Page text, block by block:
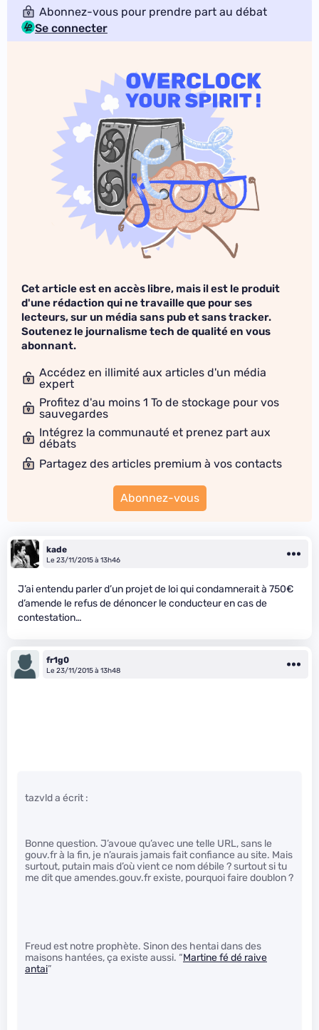
Abonnez-vous pour prendre part au débat
Se connecter
Cet article est en accès libre, mais il est le produit
d'une rédaction qui ne travaille que pour ses
lecteurs, sur un média sans pub et sans tracker.
Soutenez le journalisme tech de qualité en vous
abonnant.
Accédez en illimité aux articles d'un média
expert
Profitez d'au moins 1 To de stockage pour vos
sauvegardes
Intégrez la communauté et prenez part aux
débats
Partagez des articles premium à vos contacts
Abonnez-vous
kade
Le 23/11/2015 à 13h46
J’ai entendu parler d’un projet de loi qui condamnerait à 750€
d’amende le refus de dénoncer le conducteur en cas de
contestation…
fr1g0
Le 23/11/2015 à 13h48
tazvld a écrit :
Bonne question. J’avoue qu’avec une telle URL, sans le
gouv.fr à la fin, je n’aurais jamais fait confiance au site. Mais
surtout, putain mais d’où vient ce nom débile ? surtout si tu
me dit que amendes.gouv.fr existe, pourquoi faire doublon ?
Freud est notre prophète. Sinon des hentai dans des
maisons hantées, ça existe aussi. “Martine fé dé raive
antai”